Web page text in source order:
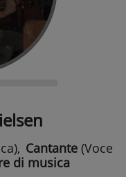
, Cantante (Voce
di musica